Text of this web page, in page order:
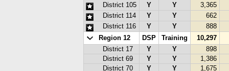
District 105 Y Y
3,365
District 114
Y Y
662
District 116
Y Y
888
Region 12
DSP Training
10,297
District 17
Y Y
898
District 69
Y Y
1,386
District 70
Y Y
1,675